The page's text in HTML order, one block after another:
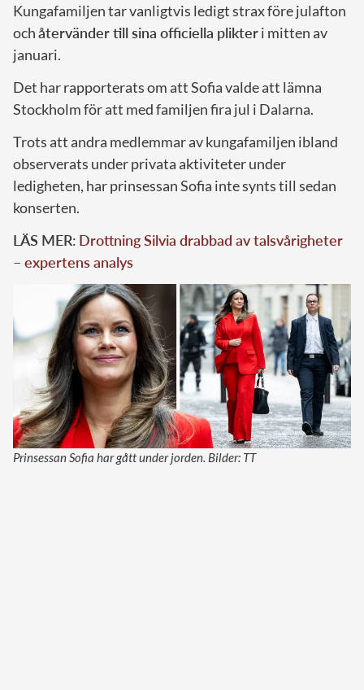
Kungafamiljen tar vanligtvis ledigt strax före julafton
ochåtervänder till sina officiella plikteri mitten av
januari.
Det har rapporterats om att Sofia valde att lämna
Stockholm för att med familjen fira jul i Dalarna.
Trots att andra medlemmar av kungafamiljen ibland
observerats under privata aktiviteter under
ledigheten, har prinsessan Sofia inte synts till sedan
konserten.
LÄS MER: Drottning Silvia drabbad av talsvårigheter
– expertens analys
Prinsessan Sofia har gått under jorden. Bilder: TT